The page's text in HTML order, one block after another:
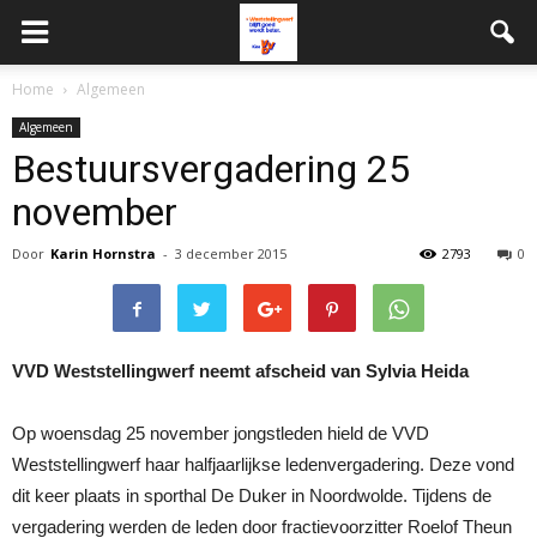
Home Algemeen
Algemeen
Bestuursvergadering 25
november
Door Karin Hornstra - 3 december 2015 0
2793
VVD Weststellingwerf neemt afscheid van Sylvia Heida
Op woensdag 25 november jongstleden hield de VVD
Weststellingwerf haar halfjaarlijkse ledenvergadering. Deze vond
dit keer plaats in sporthal De Duker in Noordwolde. Tijdens de
vergadering werden de leden door fractievoorzitter Roelof Theun